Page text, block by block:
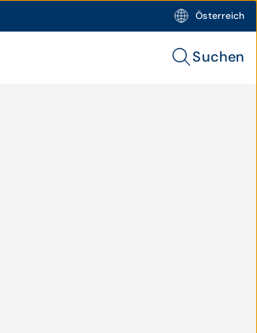
Österreich
Suchen